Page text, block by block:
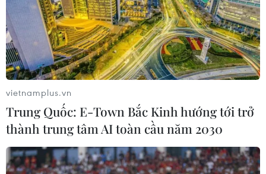
vietnamplus.vn
Trung Quốc: E-Town Bắc Kinh hướng tới trở
thành trung tâm AI toàn cầu năm 2030